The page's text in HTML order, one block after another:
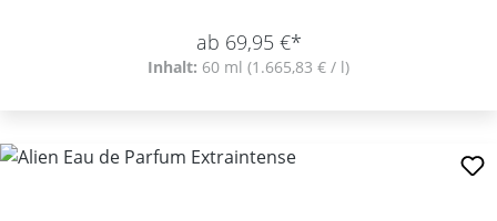
ab 69,95 €*
Inhalt: 60 ml (1.665,83 € / l)